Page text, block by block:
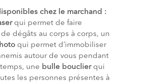
chez le marchand :
qui permet de faire
dégâts au corps à corps, un
qui permet d’immobiliser
autour de vous pendant
une bulle bouclierqui
les personnes présentes à